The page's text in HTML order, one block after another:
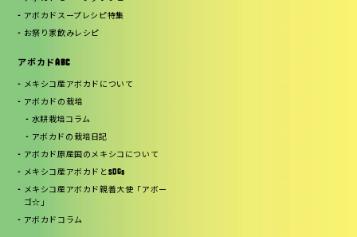
アボカドスープレシピ特集
お祭り家飲みレシピ
アボカドABC
メキシコ産アボカドについて
アボカドの栽培
水耕栽培コラム
アボカドの栽培日記
アボカド原産国のメキシコについて
メキシコ産アボカドとSDGs
メキシコ産アボカド親善大使「アボー
ゴ☆」
アボカドコラム